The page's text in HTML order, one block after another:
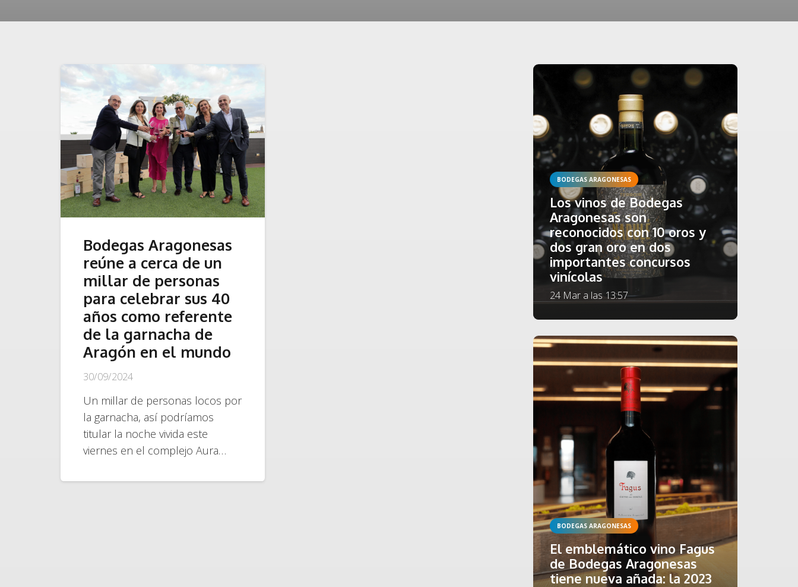
Bodegas Aragonesas
reúne a cerca de un
millar de personas
para celebrar sus 40
años como referente
de la garnacha de
Aragón en el mundo
30/09/2024
Un millar de personas locos por
la garnacha, así podríamos
titular la noche vivida este
viernes en el complejo Aura…
BODEGAS ARAGONESAS
Los vinos de Bodegas
Aragonesas son
reconocidos con 10 oros y
dos gran oro en dos
importantes concursos
vinícolas
24 Mar a las 13:57
BODEGAS ARAGONESAS
El emblemático vino Fagus
de Bodegas Aragonesas
tiene nueva añada: la 2023